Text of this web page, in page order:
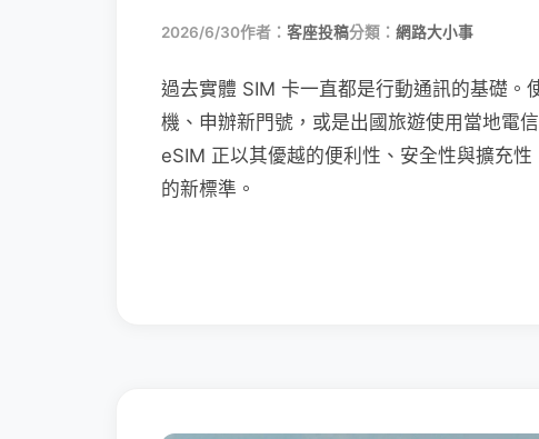
2026/6/30作者： 客座投稿分類： 網路大小事
過去實體 SIM 卡一直都是行動通訊的基礎。
機、申辦新門號，或是出國旅遊使用當地電
eSIM 正以其優越的便利性、安全性與擴充
的新標準。